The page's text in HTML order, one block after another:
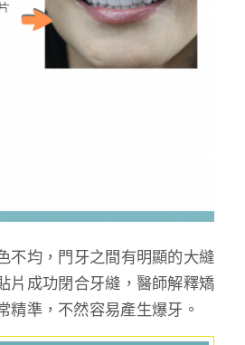
不均，門牙之間有明顯的大縫
片成功閉合牙縫，醫師解釋矯
精準，不然容易產生爆牙。